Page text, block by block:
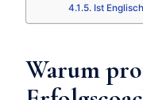
Ist
Warum